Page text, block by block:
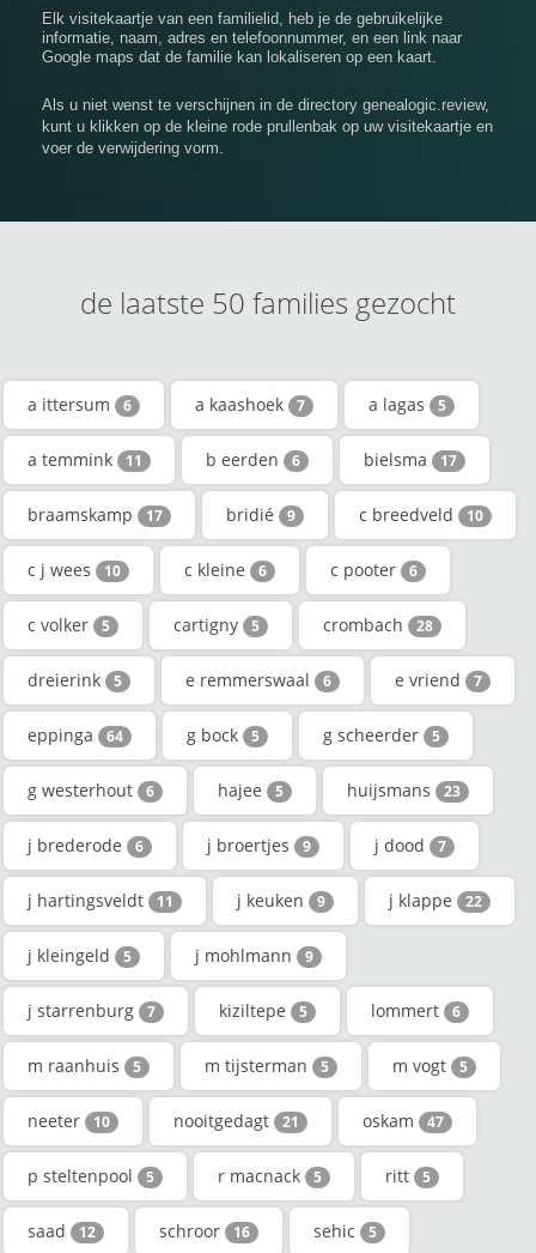
Elk visitekaartje van een familielid, heb je de gebruikelijke
informatie, naam, adres en telefoonnummer, en een link naar
Google maps dat de familie kan lokaliseren op een kaart.
Als u niet wenst te verschijnen in de directory genealogic.review,
kunt u klikken op de kleine rode prullenbak op uw visitekaartje en
voer de verwijdering vorm.
de laatste 50 families gezocht
a ittersum 6 a kaashoek 7 a lagas 5
a temmink 11 b eerden 6 bielsma 17
braamskamp 17 bridié 9 c breedveld 10
c j wees 10 c kleine 6 c pooter 6
c volker 5 cartigny 5 crombach 28
dreierink 5 e remmerswaal 6 e vriend 7
eppinga 64 g bock 5 g scheerder 5
g westerhout 6 hajee 5 huijsmans 23
j brederode 6 j broertjes 9 j dood 7
j hartingsveldt 11 j keuken 9 j klappe 22
j kleingeld 5 j mohlmann 9
j starrenburg 7 kiziltepe 5 lommert 6
m raanhuis 5 m tijsterman 5 m vogt 5
neeter 10 nooitgedagt 21 oskam 47
p steltenpool 5 r macnack 5 ritt 5
saad 12 schroor 16 sehic 5